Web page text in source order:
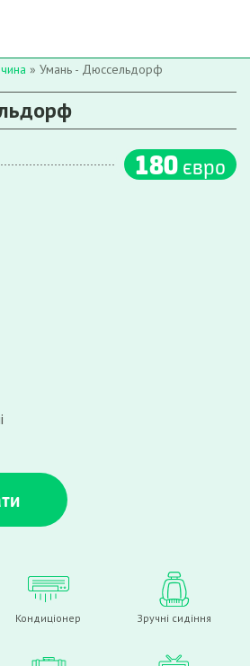
» Умань - Дюссельдорф
180 євро
Кондиціонер Зручні сидіння